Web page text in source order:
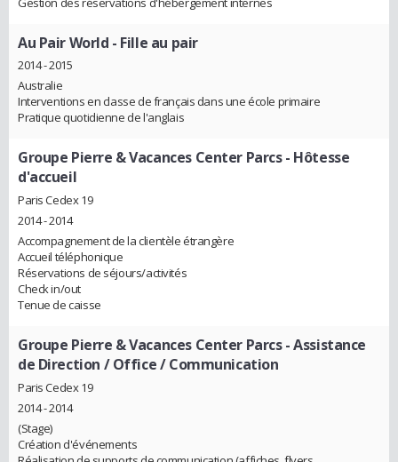
Au Pair World - Fille au pair
2014 - 2015
Australie
Interventions en classe de français dans une école primaire
Pratique quotidienne de l'anglais
Groupe Pierre & Vacances Center Parcs- Hôtesse
d'accueil
Paris Cedex 19
2014 - 2014
Accompagnement de la clientèle étrangère
Accueil téléphonique
Réservations de séjours/activités
Check in/out
Tenue de caisse
Groupe Pierre & Vacances Center Parcs- Assistance
de Direction / Office / Communication
Paris Cedex 19
2014 - 2014
(Stage)
Création d'événements